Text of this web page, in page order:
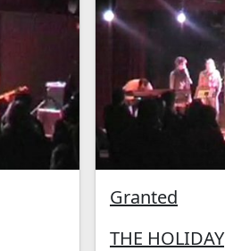
Granted
THE HOLIDAY